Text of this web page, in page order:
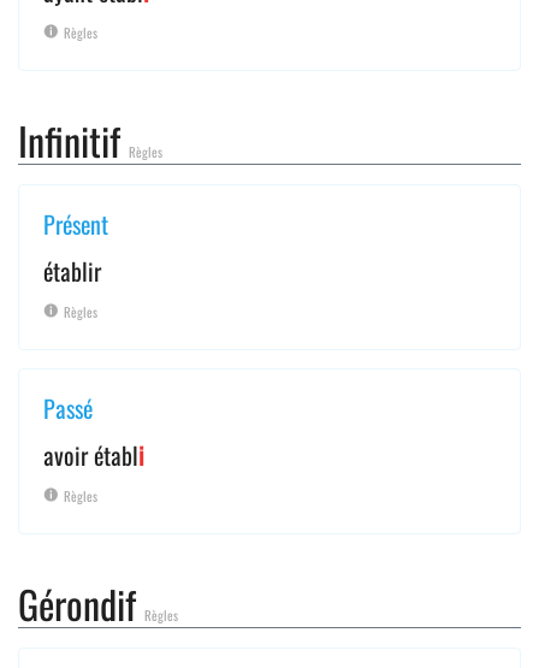
Règles
Infinitif Règles
Présent
établir
Règles
Passé
avoir établi
Règles
Gérondif Règles